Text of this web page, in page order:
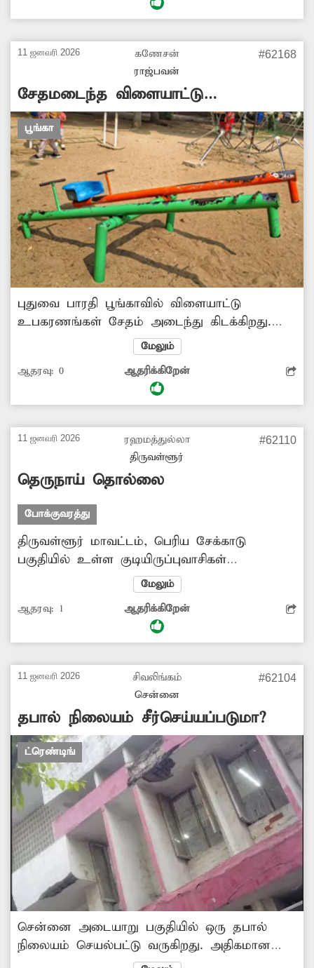
ஜந்துக்களின் நடமாட்டமும் இருக்கிறது.
பொதுமக்கள் அச்சப்படுகின்றனர். எனவே
பூங்காவில் உள்ள புதர்களை விரைந்து அகற்ற
11 ஜனவரி 2026
கணேசன்
ராஜ்பவன்
#62168
சேதமடைந்த விளையாட்டு
உபகரணங்கள்
பூங்கா
புதுவை பாரதி பூங்காவில் விளையாட்டு
உபகரணங்கள் சேதம் அடைந்து கிடக்கிறது.
இதனால் பூங்காவிற்கு வரும் குழந்தைகள்
ஏமாற்றம் அடைகிறார்கள். சேதமடைந்த
உபகரணங்கள் சரிசெய்ய வேண்டும்.
மேலும்
ஆதரவு: 0 ஆதரிக்கிறேன்
11 ஜனவரி 2026
ரஹமத்துல்லா
திருவள்ளூர்
#62110
தெருநாய் தொல்லை
போக்குவரத்து
திருவள்ளூர் மாவட்டம், பெரிய சேக்காடு
பகுதியில் உள்ள குடியிருப்புவாசிகள்
தெருநாய்களால் மிகவும் சிரமம் அடைகிறார்கள்.
குறிப்பாக 50-க்கும் மேற்பட்ட தெரு நாய்கள்
சாலைகளில் சுற்றி திரிவதால் மாணவ-
மாணவிகள் பள்ளிக்கோ, டியூசனுக்கோ
செல்பவர்களை கடிக்க ஓடிவரும் இந்த
தெருநாய்களின் பிரச்சனையை தீர்க்க
துறைசார்ந்த அதிகாரிகள் முன்வருவது
எப்போது?
மேலும்
ஆதரவு: 1 ஆதரிக்கிறேன்
11 ஜனவரி 2026
சிவலிங்கம்
சென்னை
#62104
தபால் நிலையம் சீர்செய்யப்படுமா?
ட்ரெண்டிங்
சென்னை அடையாறு பகுதியில் ஒரு தபால்
நிலையம் செயல்பட்டு வருகிறது. அதிகமான
பொதுமக்கள் தினந்தோறும் பயன்படுத்தும் இந்த